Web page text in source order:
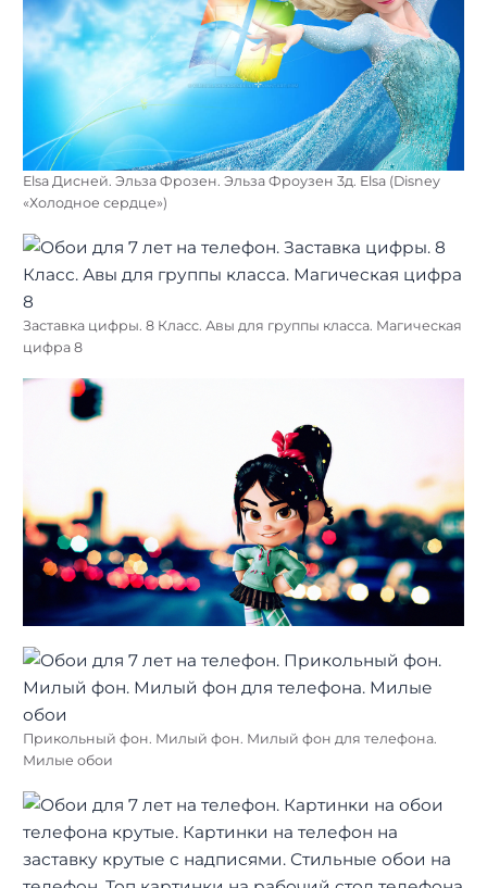
Elsa Дисней. Эльза Фрозен. Эльза Фроузен 3д. Elsa (Disney
«Холодное сердце»)
Заставка цифры. 8 Класс. Авы для группы класса. Магическая
цифра 8
Прикольный фон. Милый фон. Милый фон для телефона.
Милые обои